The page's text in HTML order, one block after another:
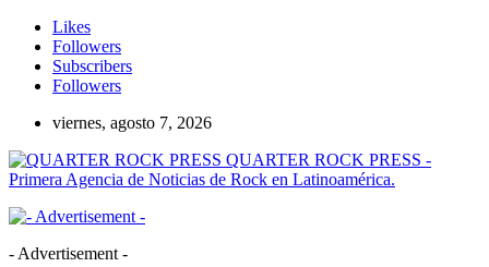
Likes
Followers
Subscribers
Followers
viernes, agosto 7, 2026
QUARTER ROCK PRESS -
Primera Agencia de Noticias de Rock en Latinoamérica.
- Advertisement -